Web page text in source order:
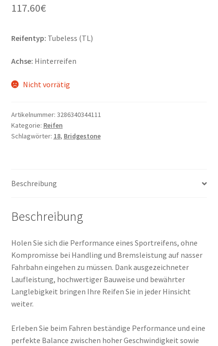
117.60€
Reifentyp: Tubeless (TL)
Achse: Hinterreifen
Nicht vorrätig
Artikelnummer: 3286340344111
Kategorie: Reifen
Schlagwörter: 18, Bridgestone
Beschreibung
Beschreibung
Holen Sie sich die Performance eines Sportreifens, ohne
Kompromisse bei Handling und Bremsleistung auf nasser
Fahrbahn eingehen zu müssen. Dank ausgezeichneter
Laufleistung, hochwertiger Bauweise und bewährter
Langlebigkeit bringen Ihre Reifen Sie in jeder Hinsicht
weiter.
Erleben Sie beim Fahren beständige Performance und eine
perfekte Balance zwischen hoher Geschwindigkeit sowie